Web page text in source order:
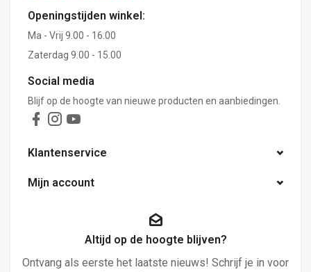
Openingstijden winkel:
Ma - Vrij 9.00 - 16.00
Zaterdag 9.00 - 15.00
Social media
Blijf op de hoogte van nieuwe producten en aanbiedingen.
Klantenservice
Mijn account
Altijd op de hoogte blijven?
Ontvang als eerste het laatste nieuws! Schrijf je in voor